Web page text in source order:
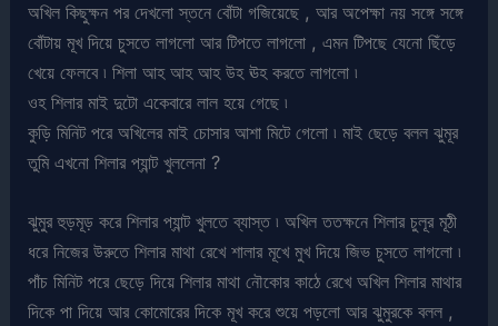
অখিল কিছুক্ষন পর দেখলো স্তনে বোঁটা গজিয়েছে , আর অপেক্ষা নয় সঙ্গে সঙ্গে
বোঁটায় মূখ দিয়ে চুসতে লাগলো আর টিপতে লাগলো , এমন টিপছে যেনো ছিঁড়ে
খেয়ে ফেলবে ৷ শিলা আহ আহ আহ উহ ঊহ করতে লাগলো ৷
ওহ শিলার মাই দুটো একেবারে লাল হয়ে গেছে ৷
কুড়ি মিনিট পরে অখিলের মাই চোসার আশা মিটে গেলো ৷ মাই ছেড়ে বলল ঝুমূর
তুমি এখনো শিলার প্যান্ট খুললেনা ?
ঝুমুর হুড়মূড় করে শিলার প্যান্ট খুলতে ব্যাস্ত ৷ অখিল ততক্ষনে শিলার চুলূর মূঠী
ধরে নিজের উরুতে শিলার মাথা রেখে শালার মূখে মুখ দিয়ে জিভ চুসতে লাগলো ৷
পাঁচ মিনিট পরে ছেড়ে দিয়ে শিলার মাথা নৌকোর কাঠে রেখে অখিল শিলার মাথার
দিকে পা দিয়ে আর কোমোরের দিকে মূখ করে শুয়ে পড়লো আর ঝুমুরকে বলল ,